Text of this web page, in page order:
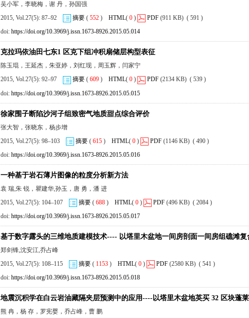
吴小军，李晓梅，谢 丹，孙国强
2015, Vol.27(5): 87–92
摘要(552) HTML( 0) PDF(911 KB) ( 591 )
doi: https://doi.org/10.3969/j.issn.1673-8926.2015.05.014
克拉玛依油田七东1 区克下组冲积扇储层构型表征
陈玉琨，王延杰，朱亚婷，刘红现，周玉辉，闫家宁
2015, Vol.27(5): 92–97
摘要(609) HTML( 0) PDF(2134 KB) ( 539 )
doi: https://doi.org/10.3969/j.issn.1673-8926.2015.05.015
徐家围子断陷沙河子组致密气地质甜点综合评价
张大智，张晓东，杨步增
2015, Vol.27(5): 98–103
摘要(615) HTML( 0) PDF(1146 KB) ( 490 )
doi: https://doi.org/10.3969/j.issn.1673-8926.2015.05.016
一种基于岩石薄片图像的粒度分析新方法
袁 瑞,朱 锐，瞿建华,孙玉，唐 勇，潘 进
2015, Vol.27(5): 104–107
摘要(688) HTML( 0) PDF(496 KB) ( 2084 )
doi: https://doi.org/10.3969/j.issn.1673-8926.2015.05.017
基于数字露头的三维地质建模技术---- 以塔里木盆地一间房剖面一间房组礁滩复
郑剑锋,沈安江,乔占峰
2015, Vol.27(5): 108–115
摘要(1153) HTML( 0) PDF(2580 KB) ( 541 )
doi: https://doi.org/10.3969/j.issn.1673-8926.2015.05.018
地震沉积学在白云岩油藏隔夹层预测中的应用----以塔里木盆地英买 32 区块蓬
熊 冉，杨 存，罗宪婴，乔占峰，曹 鹏